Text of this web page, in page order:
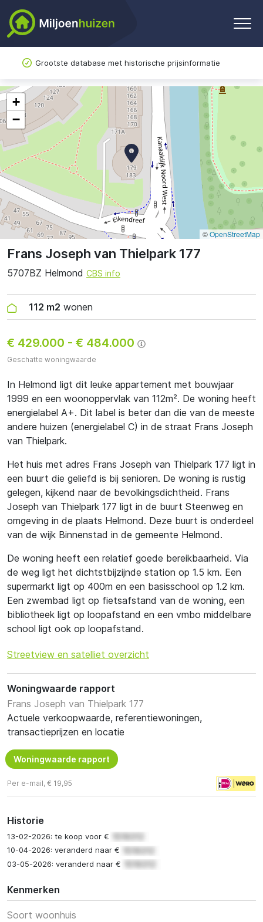
Grootste database met historische prijsinformatie
Frans Joseph van Thielpark 177
5707BZ Helmond CBS info
112 m2 wonen
€ 429.000 - € 484.000
Geschatte woningwaarde
In Helmond ligt dit leuke appartement met bouwjaar
1999 en een woonoppervlak van 112m². De woning heeft
energielabel A+. Dit label is beter dan die van de meeste
andere huizen (energielabel C) in de straat Frans Joseph
van Thielpark.
Het huis met adres Frans Joseph van Thielpark 177 ligt in
een buurt die geliefd is bij senioren. De woning is rustig
gelegen, kijkend naar de bevolkingsdichtheid. Frans
Joseph van Thielpark 177 ligt in de buurt Steenweg en
omgeving in de plaats Helmond. Deze buurt is onderdeel
van de wijk Binnenstad in de gemeente Helmond.
De woning heeft een relatief goede bereikbaarheid. Via
de weg ligt het dichtstbijzijnde station op 1.5 km. Een
supermarkt ligt op 400m en een basisschool op 1.2 km.
Een zwembad ligt op fietsafstand van de woning, een
bibliotheek ligt op loopafstand en een vmbo middelbare
school ligt ook op loopafstand.
Streetview en satelliet overzicht
Woningwaarde rapport
Frans Joseph van Thielpark 177
Actuele verkoopwaarde, referentiewoningen,
transactieprijzen en locatie
Woningwaarde rapport
Per e-mail, € 19,95
Historie
13-02-2026: te koop voor €
10-04-2026: veranderd naar €
03-05-2026: veranderd naar €
Kenmerken
Soort woonhuis
+
−
©OpenStreetMap